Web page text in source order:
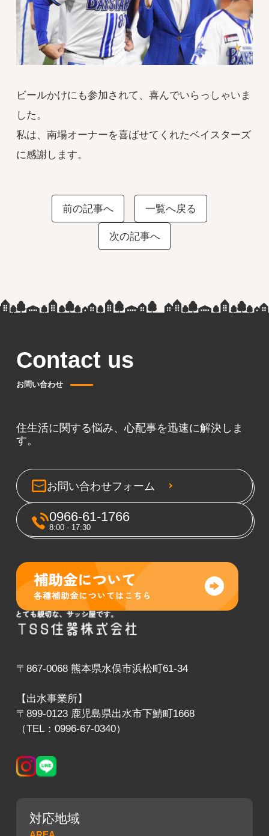
ビールかけにも参加されて、喜んでいらっしゃいま
した。
私は、南場オーナーを喜ばせてくれたベイスターズ
に感謝します。
前の記事へ 一覧へ戻る
次の記事へ
Contact us
お問い合わせ
住生活に関する悩み、心配事を迅速に解決しま
す。
お問い合わせフォーム
0966-61-1766
8:00 - 17:30
〒867-0068 熊本県水俣市浜松町61-34
【出水事業所】
〒899-0123 鹿児島県出水市下鯖町1668
（TEL：0996-67-0340）
対応地域